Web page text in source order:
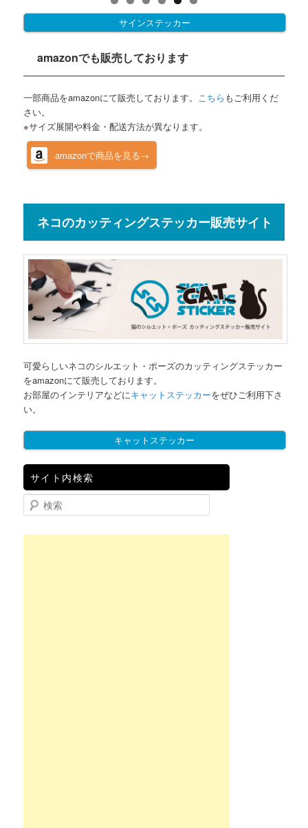
サインステッカー
amazonでも販売しております
一部商品をamazonにて販売しております。 こちら もご利用くだ
さい。
※サイズ展開や料金・配送方法が異なります。
amazonで商品を見る→
ネコのカッティングステッカー販売サイト
可愛らしいネコのシルエット・ポーズのカッティングステッカー
をamazonにて販売しております。
お部屋のインテリアなどにキャットステッカーをぜひご利用下さ
い。
キャットステッカー
サイト内検索
検索